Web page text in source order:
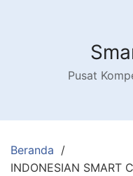
Pusat
Beranda
INDONESIAN SMART